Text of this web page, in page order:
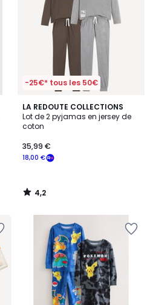
-25€* tous les 50€
LA REDOUTE COLLECTIONS
Lot de 2 pyjamas en jersey de
coton
18,00 €
35,99 €
4,2
/ 5
4,2
/